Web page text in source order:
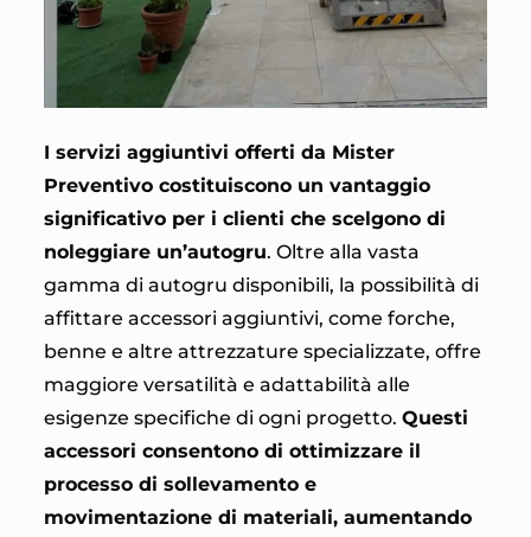
I servizi aggiuntivi offerti da Mister
Preventivo costituiscono un vantaggio
significativo per i clienti che scelgono di
noleggiare un’autogru. Oltre alla vasta
gamma di autogru disponibili, la possibilità di
affittare accessori aggiuntivi, come forche,
benne e altre attrezzature specializzate, offre
maggiore versatilità e adattabilità alle
esigenze specifiche di ogni progetto. Questi
accessori consentono di ottimizzare il
processo di sollevamento e
movimentazione di materiali, aumentando